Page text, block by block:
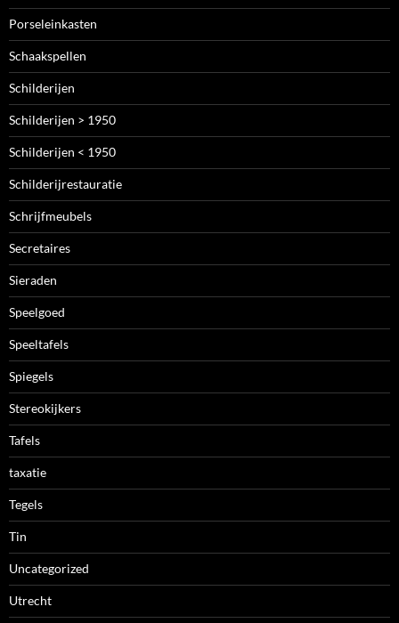
Porseleinkasten
Schaakspellen
Schilderijen
Schilderijen > 1950
Schilderijen < 1950
Schilderijrestauratie
Schrijfmeubels
Secretaires
Sieraden
Speelgoed
Speeltafels
Spiegels
Stereokijkers
Tafels
taxatie
Tegels
Tin
Uncategorized
Utrecht